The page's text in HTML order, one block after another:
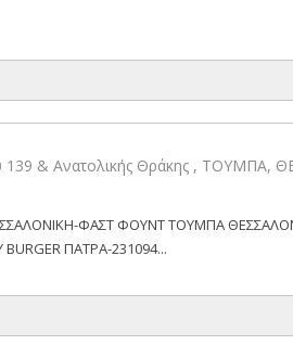
& Ανατολικής Θράκης , ΤΟΥΜΠΑ,
ΦΑΣΤ ΦΟΥΝΤ ΤΟΥΜΠΑ
ΠΑΤΡΑ-231094...